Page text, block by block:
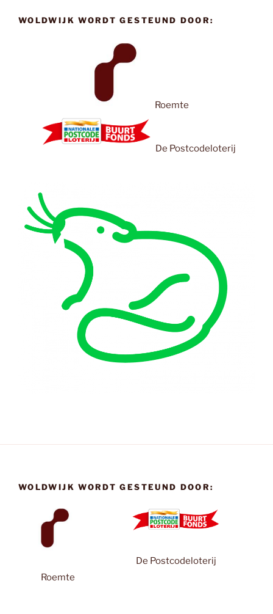
WOLDWIJK WORDT GESTEUND DOOR:
Roemte
De Postcodeloterij
WOLDWIJK WORDT GESTEUND DOOR:
Roemte
De Postcodeloterij